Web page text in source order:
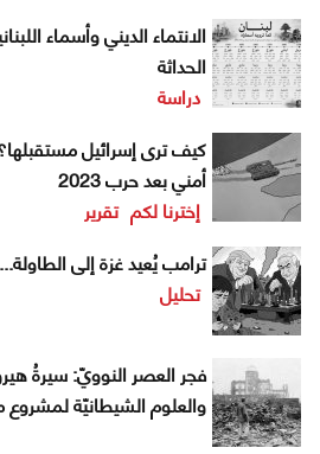
الانتماء الديني وأسماء
الحداثة
دراسة
كيف ترى إسرائيل
أمني بعد حرب 2023
إخترنا لكم تقرير
ترامب يُعيد غزة إلى
تحليل
فجر العصر النوويّ: سيرةُ
والعلوم الشيطانيّة لمشروع